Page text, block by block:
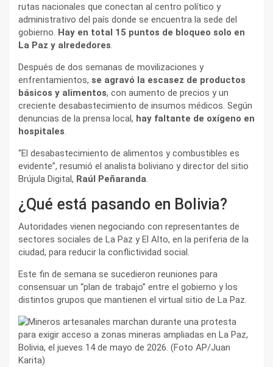
rutas nacionales que conectan al centro político y
administrativo del país donde se encuentra la sede del
gobierno. Hay en total 15 puntos de bloqueo solo en
La Paz y alrededores.
Después de dos semanas de movilizaciones y
enfrentamientos, se agravó la escasez de productos
básicos y alimentos, con aumento de precios y un
creciente desabastecimiento de insumos médicos. Según
denuncias de la prensa local, hay faltante de oxígeno en
hospitales.
“El desabastecimiento de alimentos y combustibles es
evidente”, resumió el analista boliviano y director del sitio
Brújula Digital, Raúl Peñaranda.
¿Qué está pasando en Bolivia?
Autoridades vienen negociando con representantes de
sectores sociales de La Paz y El Alto, en la periferia de la
ciudad, para reducir la conflictividad social.
Este fin de semana se sucedieron reuniones para
consensuar un “plan de trabajo” entre el gobierno y los
distintos grupos que mantienen el virtual sitio de La Paz.